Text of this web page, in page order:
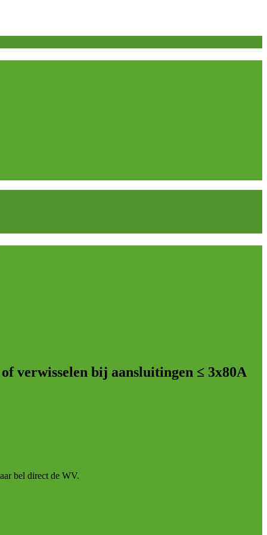
verwisselen bij aansluitingen ≤ 3x80A
bel direct de WV.